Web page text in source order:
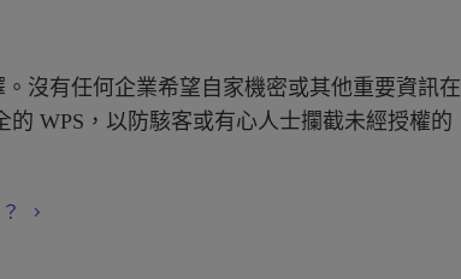
沒有任何企業希望自家機密或其他重要資訊在
WPS，以防駭客或有心人士攔截未經授權的